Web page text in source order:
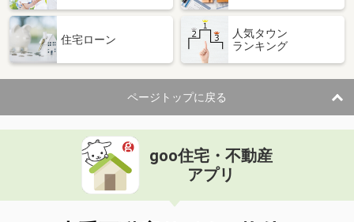
住宅ローン
人気タウン
ランキング
ページトップに戻る
goo住宅・不動産
アプリ